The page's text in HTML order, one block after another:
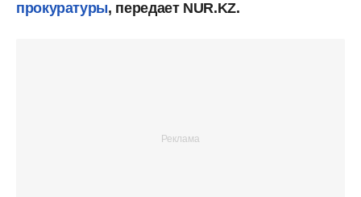
прокуратуры, передает NUR.KZ.